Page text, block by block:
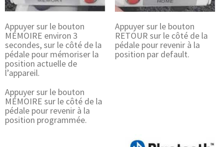
Appuyer sur le bouton
MÉMOIRE environ 3
secondes, sur le côté de la
pédale pour mémoriser la
position actuelle de
l’appareil.
Appuyer sur le bouton
MÉMOIRE sur le côté de la
pédale pour revenir à la
position programmée.
Appuyer sur le bouton
RETOUR sur le côté de la
pédale pour revenir à la
position par default.